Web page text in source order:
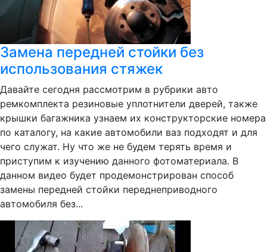
Замена передней стойки без
использования стяжек
Давайте сегодня рассмотрим в рубрики авто
ремкомплекта резиновые уплотнители дверей, также
крышки багажника узнаем их конструкторские номера
по каталогу, на какие автомобили ваз подходят и для
чего служат. Ну что же не будем терять время и
приступим к изучению данного фотоматериала. В
данном видео будет продемонстрирован способ
замены передней стойки переднеприводного
автомобиля без...